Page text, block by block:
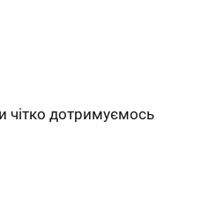
чітко дотримуємось